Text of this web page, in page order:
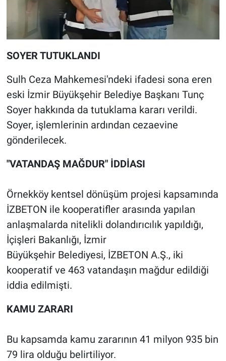
SOYER TUTUKLANDI
Sulh Ceza Mahkemesi'ndeki ifadesi sona eren
eski İzmir Büyükşehir Belediye Başkanı Tunç
Soyer hakkında da tutuklama kararı verildi.
Soyer, işlemlerinin ardından cezaevine
gönderilecek.
"VATANDAŞ MAĞDUR" İDDİASI
Örnekköy kentsel dönüşüm projesi kapsamında
İZBETON ile kooperatifler arasında yapılan
anlaşmalarda nitelikli dolandırıcılık yapıldığı,
İçişleri Bakanlığı, İzmir
Büyükşehir Belediyesi, İZBETON A.Ş., iki
kooperatif ve 463 vatandaşın mağdur edildiği
iddia edilmişti.
KAMU ZARARI
Bu kapsamda kamu zararının 41 milyon 935 bin
79 lira olduğu belirtiliyor.